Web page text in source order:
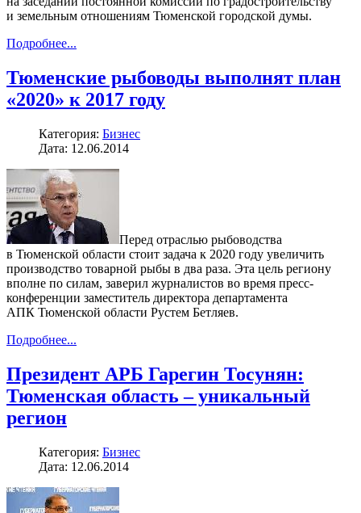
и земельным отношениям Тюменской городской думы.
Подробнее...
Тюменские рыбоводы выполнят план
«2020» к 2017 году
Категория: Бизнес
Дата: 12.06.2014
Перед отраслью рыбоводства
в Тюменской области стоит задача к 2020 году увеличить
производство товарной рыбы в два раза. Эта цель региону
вполне по силам, заверил журналистов во время пресс-
конференции заместитель директора департамента
АПК Тюменской области Рустем Бетляев.
Подробнее...
Президент АРБ Гарегин Тосунян:
Тюменская область – уникальный
регион
Категория: Бизнес
Дата: 12.06.2014